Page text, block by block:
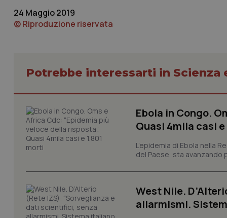
24 Maggio 2019
© Riproduzione riservata
Potrebbe interessarti in Scienza
Ebola in Congo.
Quasi 4mila casi
L’epidemia di Ebola nella
del Paese, sta avanzando
West Nile.
allarmismi.
tracking-sites-
tracking-enable
tracking-sites-
session-id